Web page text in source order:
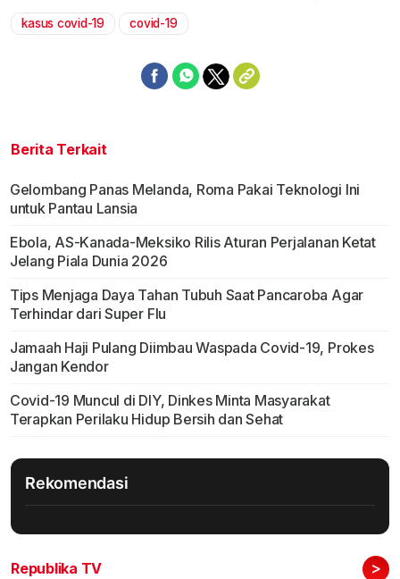
kasus covid-19 covid-19
Berita Terkait
Gelombang Panas Melanda, Roma Pakai Teknologi Ini
untuk Pantau Lansia
Ebola, AS-Kanada-Meksiko Rilis Aturan Perjalanan Ketat
Jelang Piala Dunia 2026
Tips Menjaga Daya Tahan Tubuh Saat Pancaroba Agar
Terhindar dari Super Flu
Jamaah Haji Pulang Diimbau Waspada Covid-19, Prokes
Jangan Kendor
Covid-19 Muncul di DIY, Dinkes Minta Masyarakat
Terapkan Perilaku Hidup Bersih dan Sehat
Rekomendasi
Republika TV >